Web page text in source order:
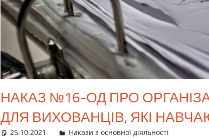
НАКАЗ №16-ОД ПРО
ДЛЯ ВИХОВАНЦІВ, ЯКІ
25.10.2021 director
Накази з основної діяльності